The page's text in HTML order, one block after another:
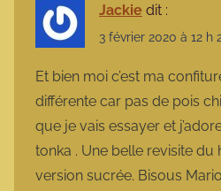
Jackie dit :
3 février 2020 à 12 h
Et bien moi c’est ma
différente car pas de pois
que je vais essayer et
tonka . Une belle revisite
version sucrée. Bisous